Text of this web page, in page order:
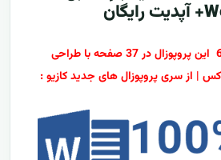
برای اولین بار- نسخه 6 این پروپوزال در 37 صفحه با طراحی
| از سری پروپوزال های جدید کازیو :